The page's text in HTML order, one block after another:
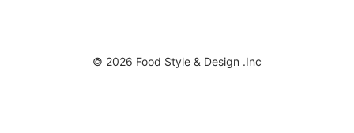
© 2026 Food Style & Design .Inc